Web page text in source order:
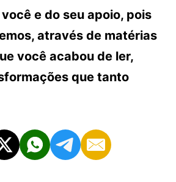
e do seu apoio, pois
através de matérias
você acabou de ler,
que tanto